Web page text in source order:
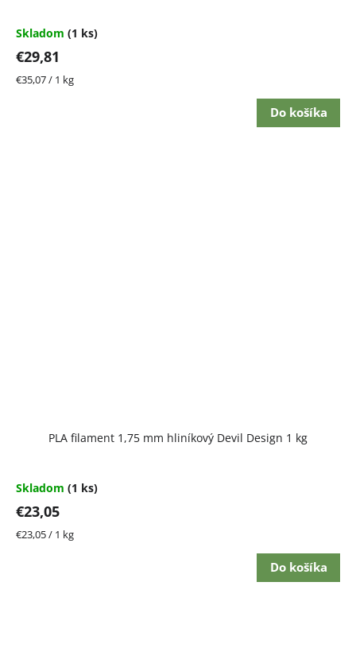
Skladom (1 ks)
€29,81
Jednotková
€35,07 / 1 kg
Do košíka
PLA filament 1,75 mm hliníkový Devil Design 1 kg
Skladom (1 ks)
€23,05
Jednotková
€23,05 / 1 kg
Do košíka